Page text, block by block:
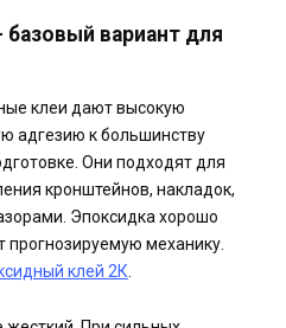
вариант для
клеи дают высокую
адгезию к большинству
Они подходят для
кронштейнов, накладок,
Эпоксидка хорошо
прогнозируемую механику.
клей 2К